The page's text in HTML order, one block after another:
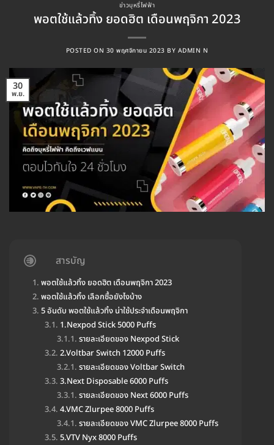
ข่าวบุหรี่ไฟฟ้า
พอตใช้แล้วทิ้ง ยอดฮิต เดือนพฤจิกา 2023
POSTED ON 30 พฤศจิกายน 2023 BY ADMIN N
30
พ.ย.
สารบัญ
พอตใช้แล้วทิ้ง ยอดฮิต เดือนพฤจิกา 2023
พอตใช้แล้วทิ้ง เลือกซื้อยังไงบ้าง
5 อันดับ พอตใช้แล้วทิ้ง น่าใช้ประจำเดือนพฤจิกา
1.Nexpod Stick 5000 Puffs
รายละเอียดของ Nexpod Stick
2.Voltbar Switch 12000 Puffs
รายละเอียดของ Voltbar Switch
3.Next Disposable 6000 Puffs
รายละเอียดของ Next 6000 Puffs
4.VMC Zlurpee 8000 Puffs
รายละเอียดของ VMC Zlurpee 8000 Puffs
5.VTV Nyx 8000 Puffs